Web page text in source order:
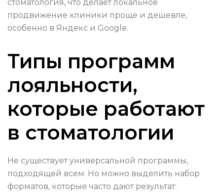
стоматология, что делает локальное
продвижение клиники проще и дешевле,
особенно в Яндекс и Google.
Типы программ
лояльности,
которые работают
в стоматологии
Не существует универсальной программы,
подходящей всем. Но можно выделить набор
форматов, которые часто дают результат: